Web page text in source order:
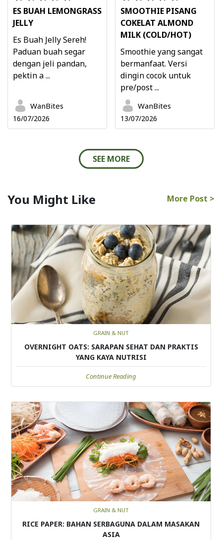
ES BUAH LEMONGRASS
JELLY
Es Buah Jelly Sereh!
Paduan buah segar
dengan jeli pandan,
pektin a ...
WanBites
16/07/2026
SMOOTHIE PISANG
COKELAT ALMOND
MILK (COLD/HOT)
Smoothie yang sangat
bermanfaat. Versi
dingin cocok untuk
pre/post ...
WanBites
13/07/2026
SEE MORE
You Might Like More Post >
GRAIN & NUT
OVERNIGHT OATS: SARAPAN SEHAT DAN PRAKTIS
YANG KAYA NUTRISI
Continue Reading
GRAIN & NUT
RICE PAPER: BAHAN SERBAGUNA DALAM MASAKAN
ASIA